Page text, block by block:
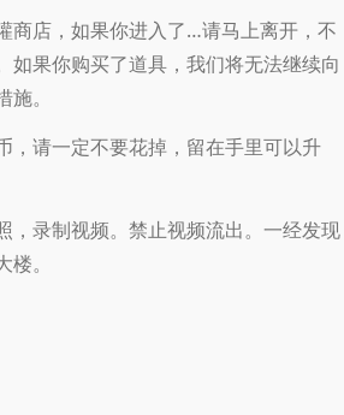
商店，如果你进入了…请马上离开，不
如果你购买了道具，我们将无法继续向
。
，请一定不要花掉，留在手里可以升
，录制视频。禁止视频流出。一经发现
。